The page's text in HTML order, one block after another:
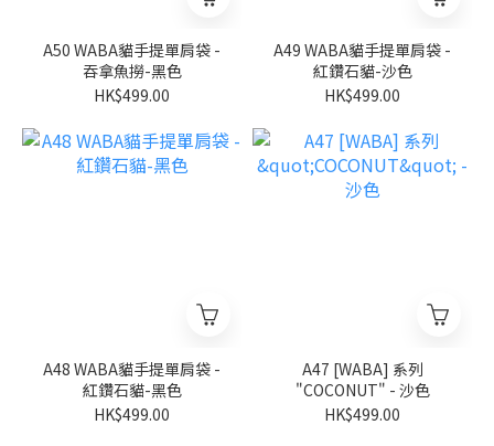
A50 WABA貓手提單肩袋 -
吞拿魚撈-黑色
HK$499.00
A49 WABA貓手提單肩袋 -
紅鑽石貓-沙色
HK$499.00
A48 WABA貓手提單肩袋 -
紅鑽石貓-黑色
HK$499.00
A47 [WABA] 系列
"COCONUT" - 沙色
HK$499.00